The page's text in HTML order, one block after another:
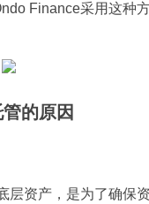
Finance采用这种
的原因
层资产，是为了确保